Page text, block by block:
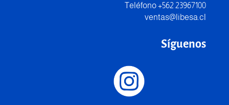
Teléfono +562 23967100
ventas@libesa.cl
Síguenos